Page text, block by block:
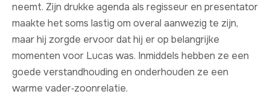
neemt. Zijn drukke agenda als regisseur en presentator
maakte het soms lastig om overal aanwezig te zijn,
maar hij zorgde ervoor dat hij er op belangrijke
momenten voor Lucas was. Inmiddels hebben ze een
goede verstandhouding en onderhouden ze een
warme vader‑zoonrelatie.